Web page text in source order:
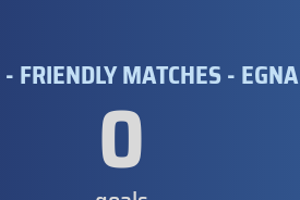
FRIENDLY MATCHES - EGNA
0